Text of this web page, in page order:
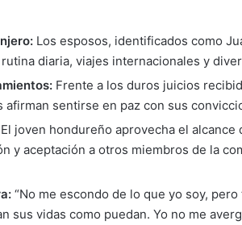
Los esposos, identificados como
diaria, viajes internacionales y
Frente a los duros juicios
afirman sentirse en paz con sus
El joven hondureño aprovecha el alcance
y aceptación a otros miembros de la
“No me escondo de lo que yo soy,
sus vidas como puedan. Yo no me